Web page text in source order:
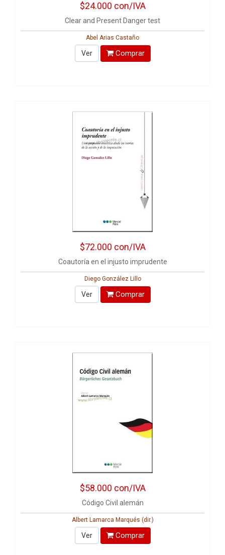
$24.000 con/IVA
Clear and Present Danger test
Abel Arias Castaño
Ver Comprar
$72.000 con/IVA
Coautoría en el injusto imprudente
Diego González Lillo
Ver Comprar
$58.000 con/IVA
Código Civil alemán
Albert Lamarca Marqués (dir.)
Ver Comprar